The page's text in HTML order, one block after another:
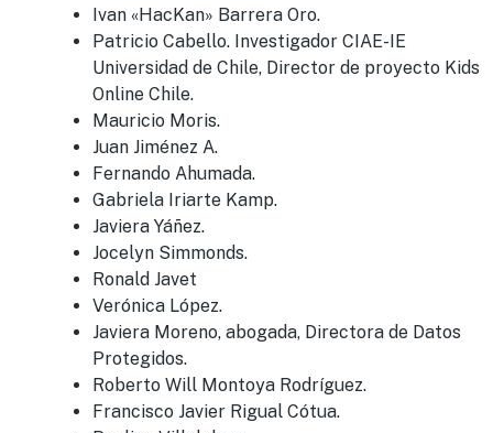
Ivan «HacKan» Barrera Oro.
Patricio Cabello. Investigador CIAE-IE
Universidad de Chile, Director de proyecto Kids
Online Chile.
Mauricio Moris.
Juan Jiménez A.
Fernando Ahumada.
Gabriela Iriarte Kamp.
Javiera Yáñez.
Jocelyn Simmonds.
Ronald Javet
Verónica López.
Javiera Moreno, abogada, Directora de Datos
Protegidos.
Roberto Will Montoya Rodríguez.
Francisco Javier Rigual Cótua.